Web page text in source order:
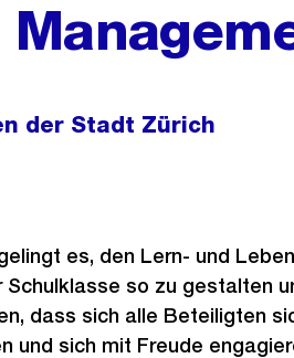
der Stadt Zürich
es, den Lern- und
Schulklasse so zu gestalten
dass sich alle Beteiligten
und sich mit Freude